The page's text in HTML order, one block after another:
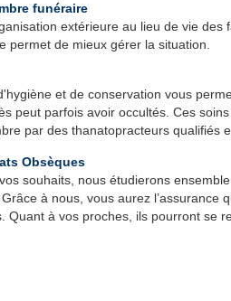
funéraire
extérieure au lieu de vie
permet de mieux gérer la situation.
et de conservation vous
peut parfois avoir occultés. Ces
par des thanatopracteurs qualifiés
Obsèques
souhaits, nous étudierons
à nous, vous aurez l’assurance
Quant à vos proches, ils pourront se